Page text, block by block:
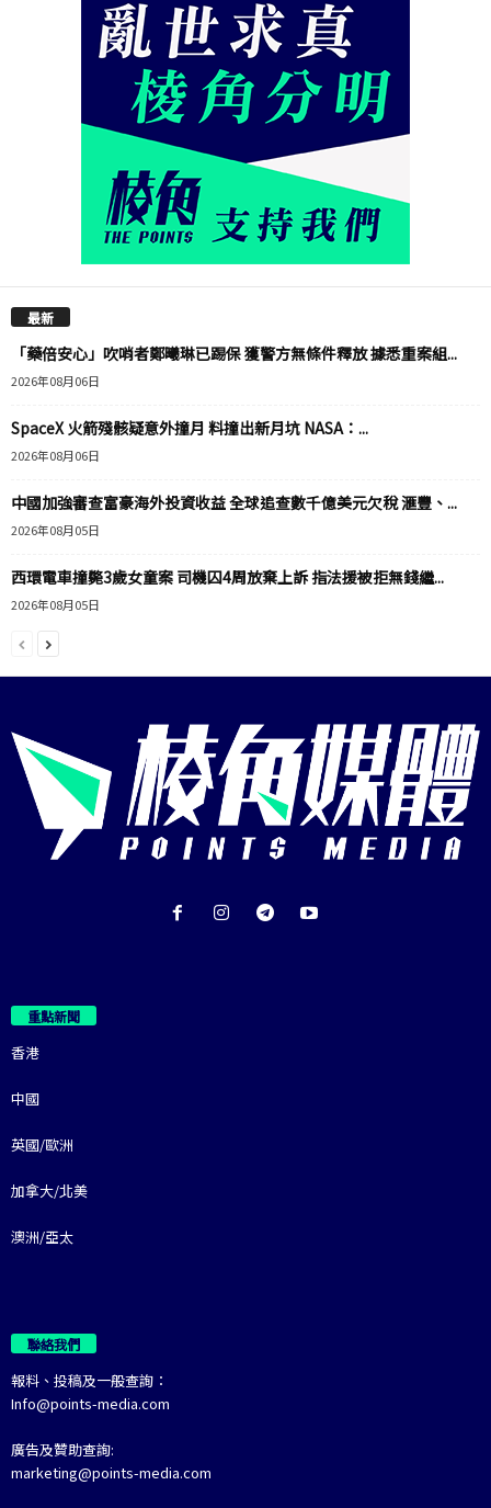
最新
「藥倍安心」吹哨者鄭曦琳已踢保 獲警方無條件釋放 據悉重案組...
2026年08月06日
SpaceX 火箭殘骸疑意外撞月 料撞出新月坑 NASA：...
2026年08月06日
中國加強審查富豪海外投資收益 全球追查數千億美元欠稅 滙豐、...
2026年08月05日
西環電車撞斃3歲女童案 司機囚4周放棄上訴 指法援被拒無錢繼...
2026年08月05日
重點新聞
香港
中國
英國/歐洲
加拿大/北美
澳洲/亞太
聯絡我們
報料、投稿及一般查詢：
Info@points-media.com
廣告及贊助查詢:
marketing@points-media.com